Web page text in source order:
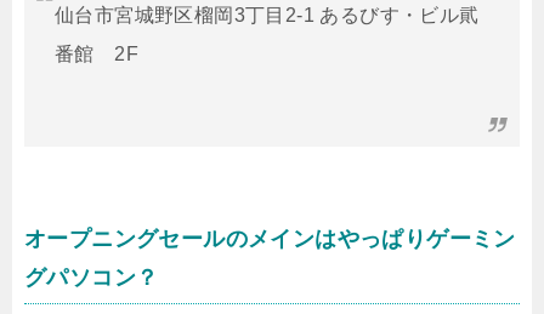
仙台市宮城野区榴岡3丁目2-1 あるびす・ビル貮
番館 2F
オープニングセールのメインはやっぱりゲーミン
グパソコン？